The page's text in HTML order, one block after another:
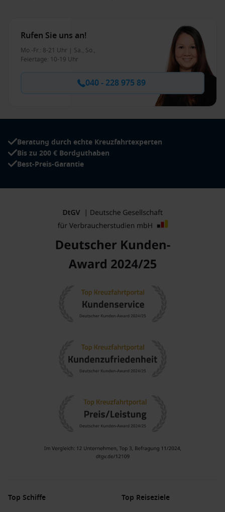
Rufen Sie uns an!
Mo.-Fr.: 8-21 Uhr | Sa., So.,
Feiertage: 10-19 Uhr
040 - 228 975 89
Beratung durch echte Kreuzfahrtexperten
Bis zu 200 € Bordguthaben
Best-Preis-Garantie
Top Schiffe Top Reiseziele